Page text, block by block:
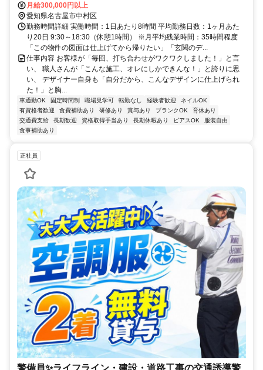
月給300,000円以上
愛知県名古屋市中村区
勤務時間詳細 実働時間：1日あたり8時間 平均勤務日数：1ヶ月あた
り20日 9:30～18:30（休憩1時間） ※月平均残業時間：35時間程度
「この物件の図面は仕上げてから帰りたい」「玄関のデ...
仕事内容 お客様が「毎回、打ち合わせがワクワクしました！」と言
い、 職人さんが「こんな施工、オレにしかできんな！」と誇りに思
い、 デザイナー自身も「自分だから、こんなデザインに仕上げられ
た！」と胸...
車通勤OK 固定時間制 職場見学可 転勤なし 経験者歓迎
ネイルOK
有資格者歓迎
食費補助あり 研修あり 賞与あり ブランクOK
育休あり
交通費支給
長期歓迎 資格取得手当あり 長期休暇あり ピアスOK
服装自由
食事補助あり
正社員